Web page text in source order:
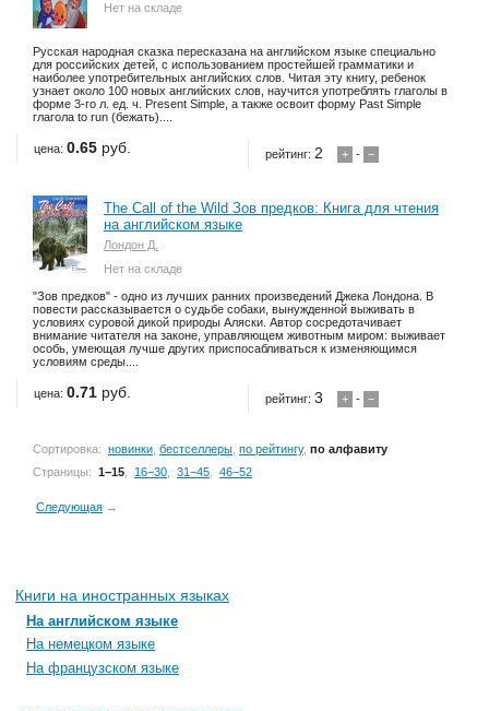
Нет на складе
Русская народная сказка пересказана на английском языке специально
для российских детей, с использованием простейшей грамматики и
наиболее употребительных английских слов. Читая эту книгу, ребенок
узнает около 100 новых английских слов, научится употреблять глаголы в
форме 3-го л. ед. ч. Present Simple, а также освоит форму Past Simple
глагола to run (бежать)....
рейтинг: 2 + - −
цена: 0.65 руб.
The Call of the Wild Зов предков: Книга для чтения
на английском языке
Лондон Д.
Нет на складе
"Зов предков" - одно из лучших ранних произведений Джека Лондона. В
повести рассказывается о судьбе собаки, вынужденной выживать в
условиях суровой дикой природы Аляски. Автор сосредотачивает
внимание читателя на законе, управляющем животным миром: выживает
особь, умеющая лучше других приспосабливаться к изменяющимся
условиям среды....
рейтинг:3 + - −
цена: 0.71 руб.
Сортировка: новинки бестселлеры по рейтингу, по алфавиту
Страницы: 1−15 16−30 31−45 46−52
Следующая →
Книги на иностранных языках
На английском языке
На немецком языке
На французском языке